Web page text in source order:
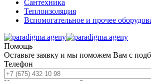
Сантехника
Теплоизоляция
Вспомогательное и прочее
Помощь
Оставьте заявку и мы поможем Вам с
Телефон